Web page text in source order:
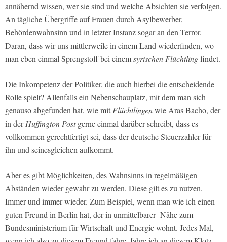
annähernd wissen, wer sie sind und welche Absichten sie verfolgen.
An tägliche Übergriffe auf Frauen durch Asylbewerber,
Behördenwahnsinn und in letzter Instanz sogar an den Terror.
Daran, dass wir uns mittlerweile in einem Land wiederfinden, wo
man eben einmal Sprengstoff bei einemsyrischen Flüchtlingfindet.
Die Inkompetenz der Politiker, die auch hierbei die entscheidende
Rolle spielt? Allenfalls ein Nebenschauplatz, mit dem man sich
genauso abgefunden hat, wie mitFlüchtlingenwie Aras Bacho, der
in derHuffington Postgerne einmal darüber schreibt, dass es
vollkommen gerechtfertigt sei, dass der deutsche Steuerzahler für
ihn und seinesgleichen aufkommt.
Aber es gibt Möglichkeiten, des Wahnsinns in regelmäßigen
Abständen wieder gewahr zu werden. Diese gilt es zu nutzen.
Immer und immer wieder. Zum Beispiel, wenn man wie ich einen
guten Freund in Berlin hat, der in unmittelbarer Nähe zum
Bundesministerium für Wirtschaft und Energie wohnt. Jedes Mal,